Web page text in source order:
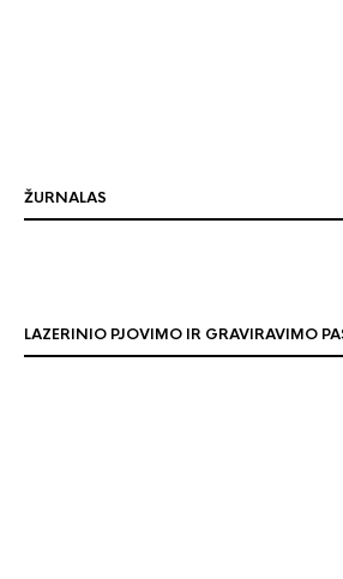
ŽURNALAS
LAZERINIO PJOVIMO IR GRAVIRAVIMO